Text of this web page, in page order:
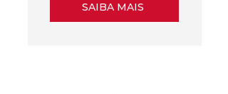
SAIBA MAIS